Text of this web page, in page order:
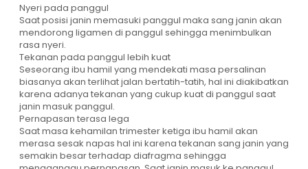
Nyeri pada panggul
Saat posisi janin memasuki panggul maka sang janin akan
mendorong ligamen di panggul sehingga menimbulkan
rasa nyeri.
Tekanan pada panggul lebih kuat
Seseorang ibu hamil yang mendekati masa persalinan
biasanya akan terlihat jalan bertatih-tatih, hal ini diakibatkan
karena adanya tekanan yang cukup kuat di panggul saat
janin masuk panggul.
Pernapasan terasa lega
Saat masa kehamilan trimester ketiga ibu hamil akan
merasa sesak napas hal ini karena tekanan sang janin yang
semakin besar terhadap diafragma sehingga